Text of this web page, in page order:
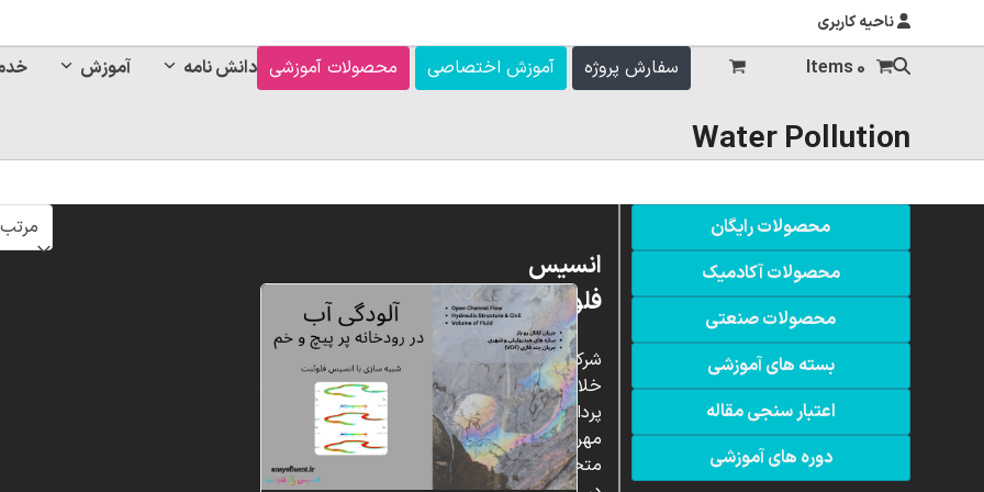
ناحیه کاربری
آموزش دانش نامه محصولات آموزشی آموزش اختصاصی سفارش پروژه 0 Items
Water Pollution
محصولات رایگان
محصولات آکادمیک
محصولات صنعتی
بسته های آموزشی
اعتبار سنجی مقاله
دوره های آموزشی
انسیس
فلوئنت
شرکت
خلاق
پردازشگران
مهر،
متخصص